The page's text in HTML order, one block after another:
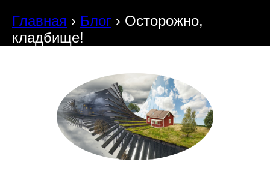
Главная › Блог › Осторожно,
кладбище!